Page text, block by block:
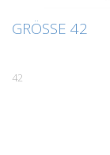
GRÖSSE 42
42